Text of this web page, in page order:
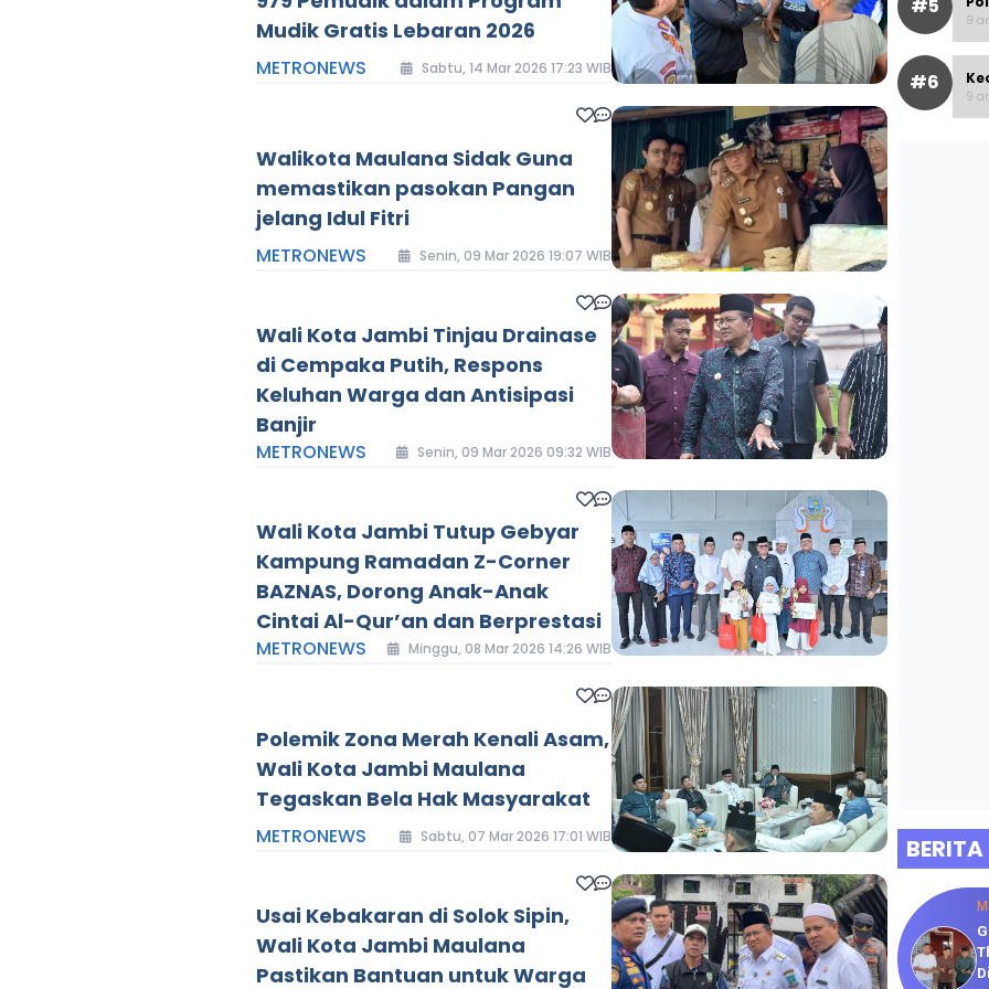
Mudik Gratis Lebaran 2026
METRONEWS Sabtu, 14 Mar 2026 17:23 WIB
Walikota Maulana Sidak Guna
memastikan pasokan Pangan
jelang Idul Fitri
METRONEWS Senin, 09 Mar 2026 19:07 WIB
Wali Kota Jambi Tinjau Drainase
di Cempaka Putih, Respons
Keluhan Warga dan Antisipasi
Banjir
METRONEWS Senin, 09 Mar 2026 09:32 WIB
Wali Kota Jambi Tutup Gebyar
Kampung Ramadan Z-Corner
BAZNAS, Dorong Anak-Anak
Cintai Al-Qur’an dan Berprestasi
METRONEWS Minggu, 08 Mar 2026 14:26 WIB
Polemik Zona Merah Kenali Asam,
Wali Kota Jambi Maulana
Tegaskan Bela Hak Masyarakat
METRONEWS Sabtu, 07 Mar 2026 17:01 WIB
Usai Kebakaran di Solok Sipin,
Wali Kota Jambi Maulana
Pastikan Bantuan untuk Warga
#5
9
#6
9
BERITA